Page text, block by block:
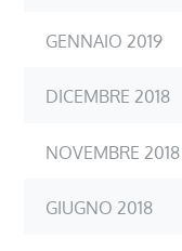
GENNAIO 2019
DICEMBRE 2018
NOVEMBRE 2018
GIUGNO 2018